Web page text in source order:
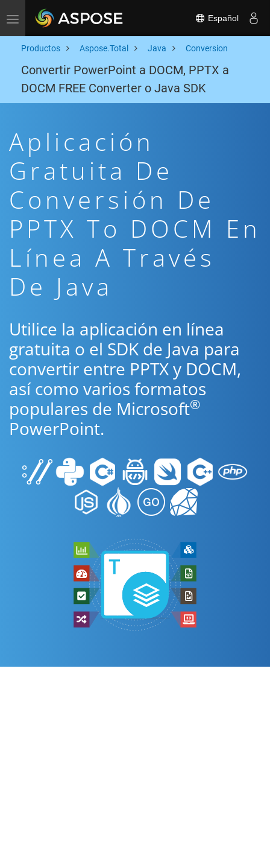
Toggle navigation Español
Productos Aspose.Total Java Conversion
Convertir PowerPoint a DOCM, PPTX a
DOCM FREE Converter o Java SDK
Aplicación
Gratuita De
Conversión De
PPTX To DOCM En
Línea A Través
De Java
Utilice la aplicación en línea
gratuita o el SDK de Java para
convertir entre PPTX y DOCM,
así como varios formatos
populares de Microsoft®
PowerPoint.